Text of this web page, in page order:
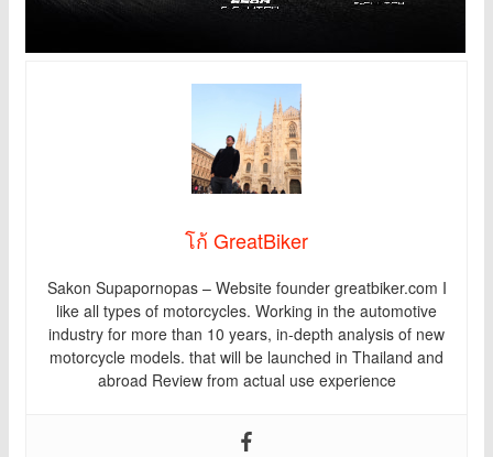
โก้ GreatBiker
Sakon Supapornopas – Website founder greatbiker.com I
like all types of motorcycles. Working in the automotive
industry for more than 10 years, in-depth analysis of new
motorcycle models. that will be launched in Thailand and
abroad Review from actual use experience